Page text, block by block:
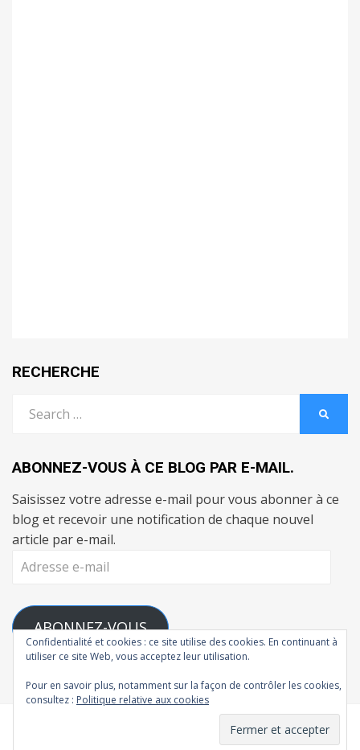
RECHERCHE
for:
ABONNEZ-VOUS À CE BLOG PAR E-MAIL.
Saisissez votre adresse e-mail pour vous abonner à ce
blog et recevoir une notification de chaque nouvel
article par e-mail.
Adresse
ABONNEZ-VOUS
Rejoignez les 111 autres abonnés
L'Atelier de Madman
Powered byWordPress
Confidentialité et cookies : ce site utilise des cookies. En continuant à
utiliser ce site Web, vous acceptez leur utilisation.
Pour en savoir plus, notamment sur la façon de contrôler les cookies,
consultez : Politique relative aux cookies